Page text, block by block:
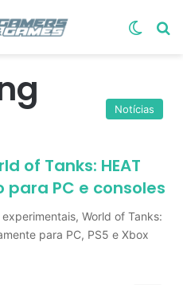
Notícias
of Tanks: HEAT
PC e consoles
World of Tanks:
para PC, PS5 e Xbox